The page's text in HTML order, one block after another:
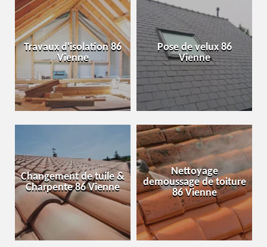
Travaux d'isolation 86
Vienne
Pose de velux 86
Vienne
Changement de tuile &
Charpente 86 Vienne
Nettoyage
demoussage de toiture
86 Vienne